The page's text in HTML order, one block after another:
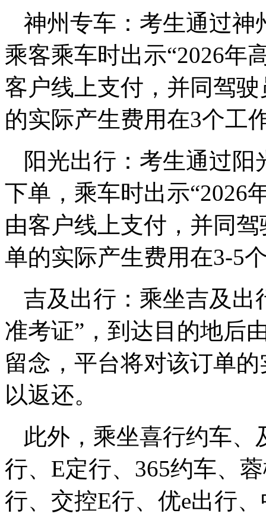
神州专车：考生通过神
乘客乘车时出示“2026年
客户线上支付，并同驾
的实际产生费用在3个工
阳光出行：考生通过
下单，乘车时出示“2026
由客户线上支付，并同
单的实际产生费用在3-5
吉及出行：乘坐吉及出
准考证”，到达目的地后
留念，平台将对该订单
以返还。
此外，乘坐喜行约车
行、E定行、365约车、
行、交控E行、优e出行